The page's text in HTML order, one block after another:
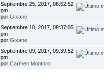
Septiembre 25, 2017, 06:52:52
pm
porGixane
Septiembre 18, 2017, 08:37:05
pm
porGixane
Septiembre 09, 2017, 09:39:52
pm
porCarmen Montoro